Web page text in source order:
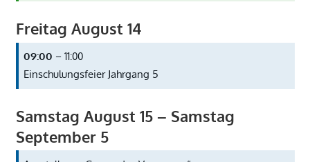
Freitag August 14
09:00 – 11:00
Einschulungsfeier Jahrgang 5
Samstag August 15– Samstag
September 5